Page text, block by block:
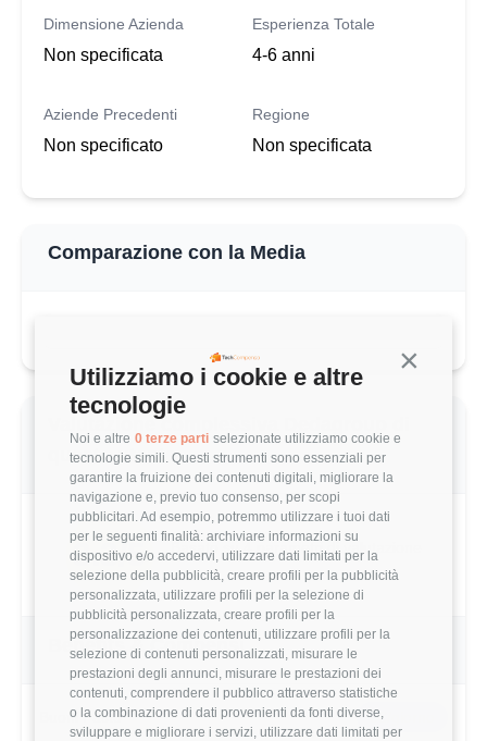
Continua
Utilizziamo i cookie e altre
tecnologie
Noi e altre 0 terze parti selezionate utilizziamo cookie e
tecnologie simili. Questi strumenti sono essenziali per
garantire la fruizione dei contenuti digitali, migliorare la
navigazione e, previo tuo consenso, per scopi
pubblicitari. Ad esempio, potremmo utilizzare i tuoi dati
per le seguenti finalità: archiviare informazioni su
dispositivo e/o accedervi, utilizzare dati limitati per la
selezione della pubblicità, creare profili per la pubblicità
personalizzata, utilizzare profili per la selezione di
pubblicità personalizzata, creare profili per la
personalizzazione dei contenuti, utilizzare profili per la
selezione di contenuti personalizzati, misurare le
prestazioni degli annunci, misurare le prestazioni dei
contenuti, comprendere il pubblico attraverso statistiche
o la combinazione di dati provenienti da fonti diverse,
sviluppare e migliorare i servizi, utilizzare dati limitati per
Dimensione Azienda
Non specificata
Esperienza Totale
4-6 anni
Aziende Precedenti
Non specificato
Regione
Non specificata
Comparazione con la Media
Valutazione complessiva Dedagroup di
questo utente
3.3/5 Basato su 4 parametri di valutazione
Benefits & Compensi
Buoni Pasto 6€/giorno